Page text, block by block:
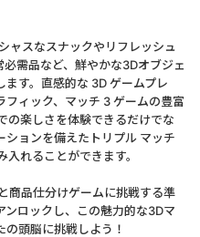
ャスなスナックやリフレッシュ
需品など、鮮やかな3Dオブジェ
す。直感的な 3D ゲームプレ
ィック、マッチ 3 ゲームの豊富
の楽しさを体験できるだけでな
ションを備えたトリプル マッチ
れることができます。
商品仕分けゲームに挑戦する準
ロックし、この魅力的な3Dマ
頭脳に挑戦しよう！